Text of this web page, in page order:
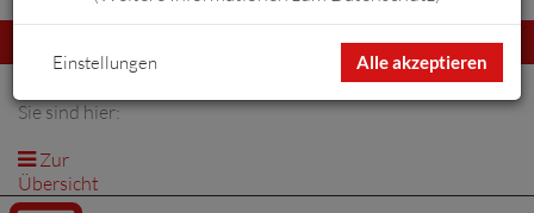
umschalten
Sie sind hier:
Zur
Übersicht
Alle akzeptieren
Einstellungen